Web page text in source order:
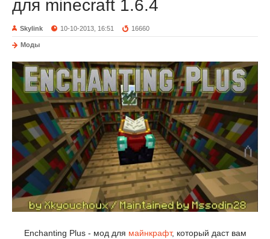
для minecraft 1.6.4
Skylink 10-10-2013, 16:51 16660
Моды
Enchanting Plus - мод для майнкрафт, который даст вам